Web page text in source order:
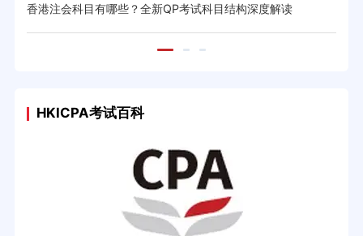
香港注会科目有哪些？全新QP考试科目结构深度解读
HKICPA考试百科